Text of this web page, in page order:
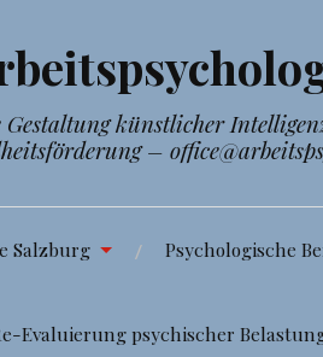
künstlicher
–
Salzburg Psychologische
Evaluierung psychischer